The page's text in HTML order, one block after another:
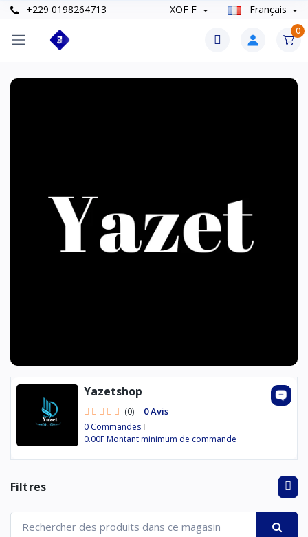
+229 0198264713 XOF F Français
0
Yazetshop
(0) 0 Avis
0 Commandes
0.00F Montant minimum de commande
Filtres